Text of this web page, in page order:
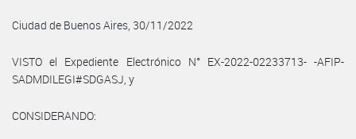
Ciudad de Buenos Aires, 30/11/2022
VISTO el Expediente Electrónico N° EX-2022-02233713- -AFIP-
SADMDILEGI#SDGASJ, y
CONSIDERANDO: